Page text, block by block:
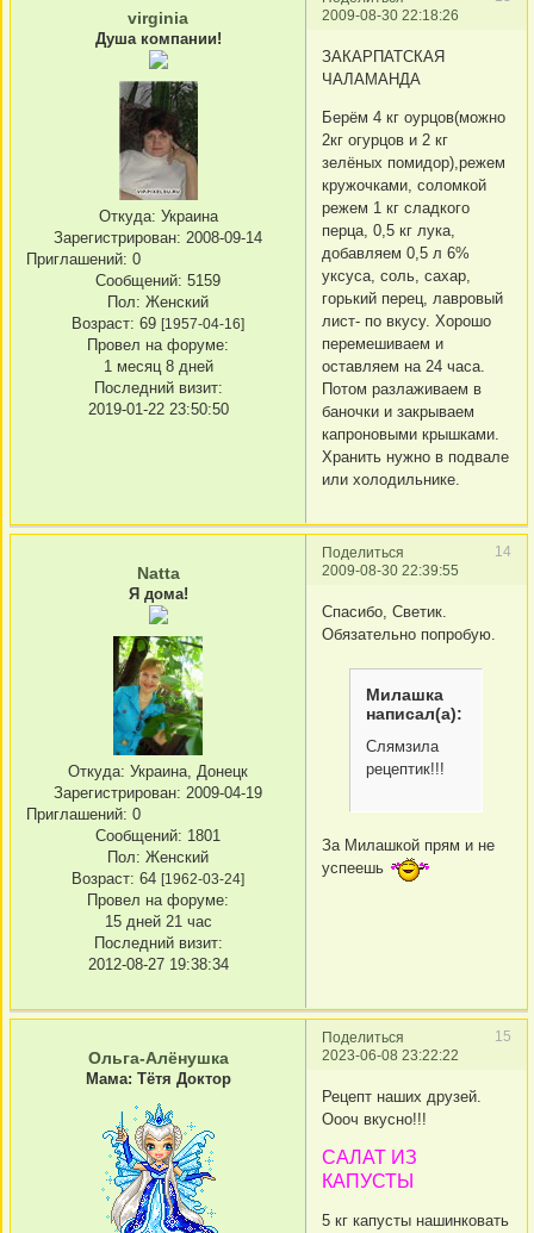
2009-08-30 22:18:26
virginia
Душа компании!
Откуда: Украина
Зарегистрирован: 2008-09-14
Приглашений: 0
Сообщений: 5159
Пол: Женский
Возраст: 69 [1957-04-16]
Провел на форуме:
1 месяц 8 дней
Последний визит:
2019-01-22 23:50:50
ЗАКАРПАТСКАЯ
ЧАЛАМАНДА
Берём 4 кг оурцов(можно
2кг огурцов и 2 кг
зелёных помидор),режем
кружочками, соломкой
режем 1 кг сладкого
перца, 0,5 кг лука,
добавляем 0,5 л 6%
уксуса, соль, сахар,
горький перец, лавровый
лист- по вкусу. Хорошо
перемешиваем и
оставляем на 24 часа.
Потом разлаживаем в
баночки и закрываем
капроновыми крышками.
Хранить нужно в подвале
или холодильнике.
Поделиться
14
2009-08-30 22:39:55
Natta
Я дома!
Откуда: Украина, Донецк
Зарегистрирован: 2009-04-19
Приглашений: 0
Сообщений: 1801
Пол: Женский
Возраст: 64 [1962-03-24]
Провел на форуме:
15 дней 21 час
Последний визит:
2012-08-27 19:38:34
Спасибо, Светик.
Обязательно попробую.
Милашка
написал(а):
Слямзила
рецептик!!!
За Милашкой прям и не
успеешь
Поделиться
15
2023-06-08 23:22:22
Ольга-Алёнушка
Мама: Тётя Доктор
Рецепт наших друзей.
Оооч вкусно!!!
САЛАТ ИЗ
КАПУСТЫ
5 кг капусты нашинковать